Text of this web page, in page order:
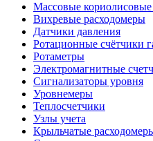
Массовые
Вихревые расходомеры
Датчики давления
Ротационные счётчики
Ротаметры
Электромагнитные
Сигнализаторы уровня
Уровнемеры
Теплосчетчики
Узлы учета
Крыльчатые